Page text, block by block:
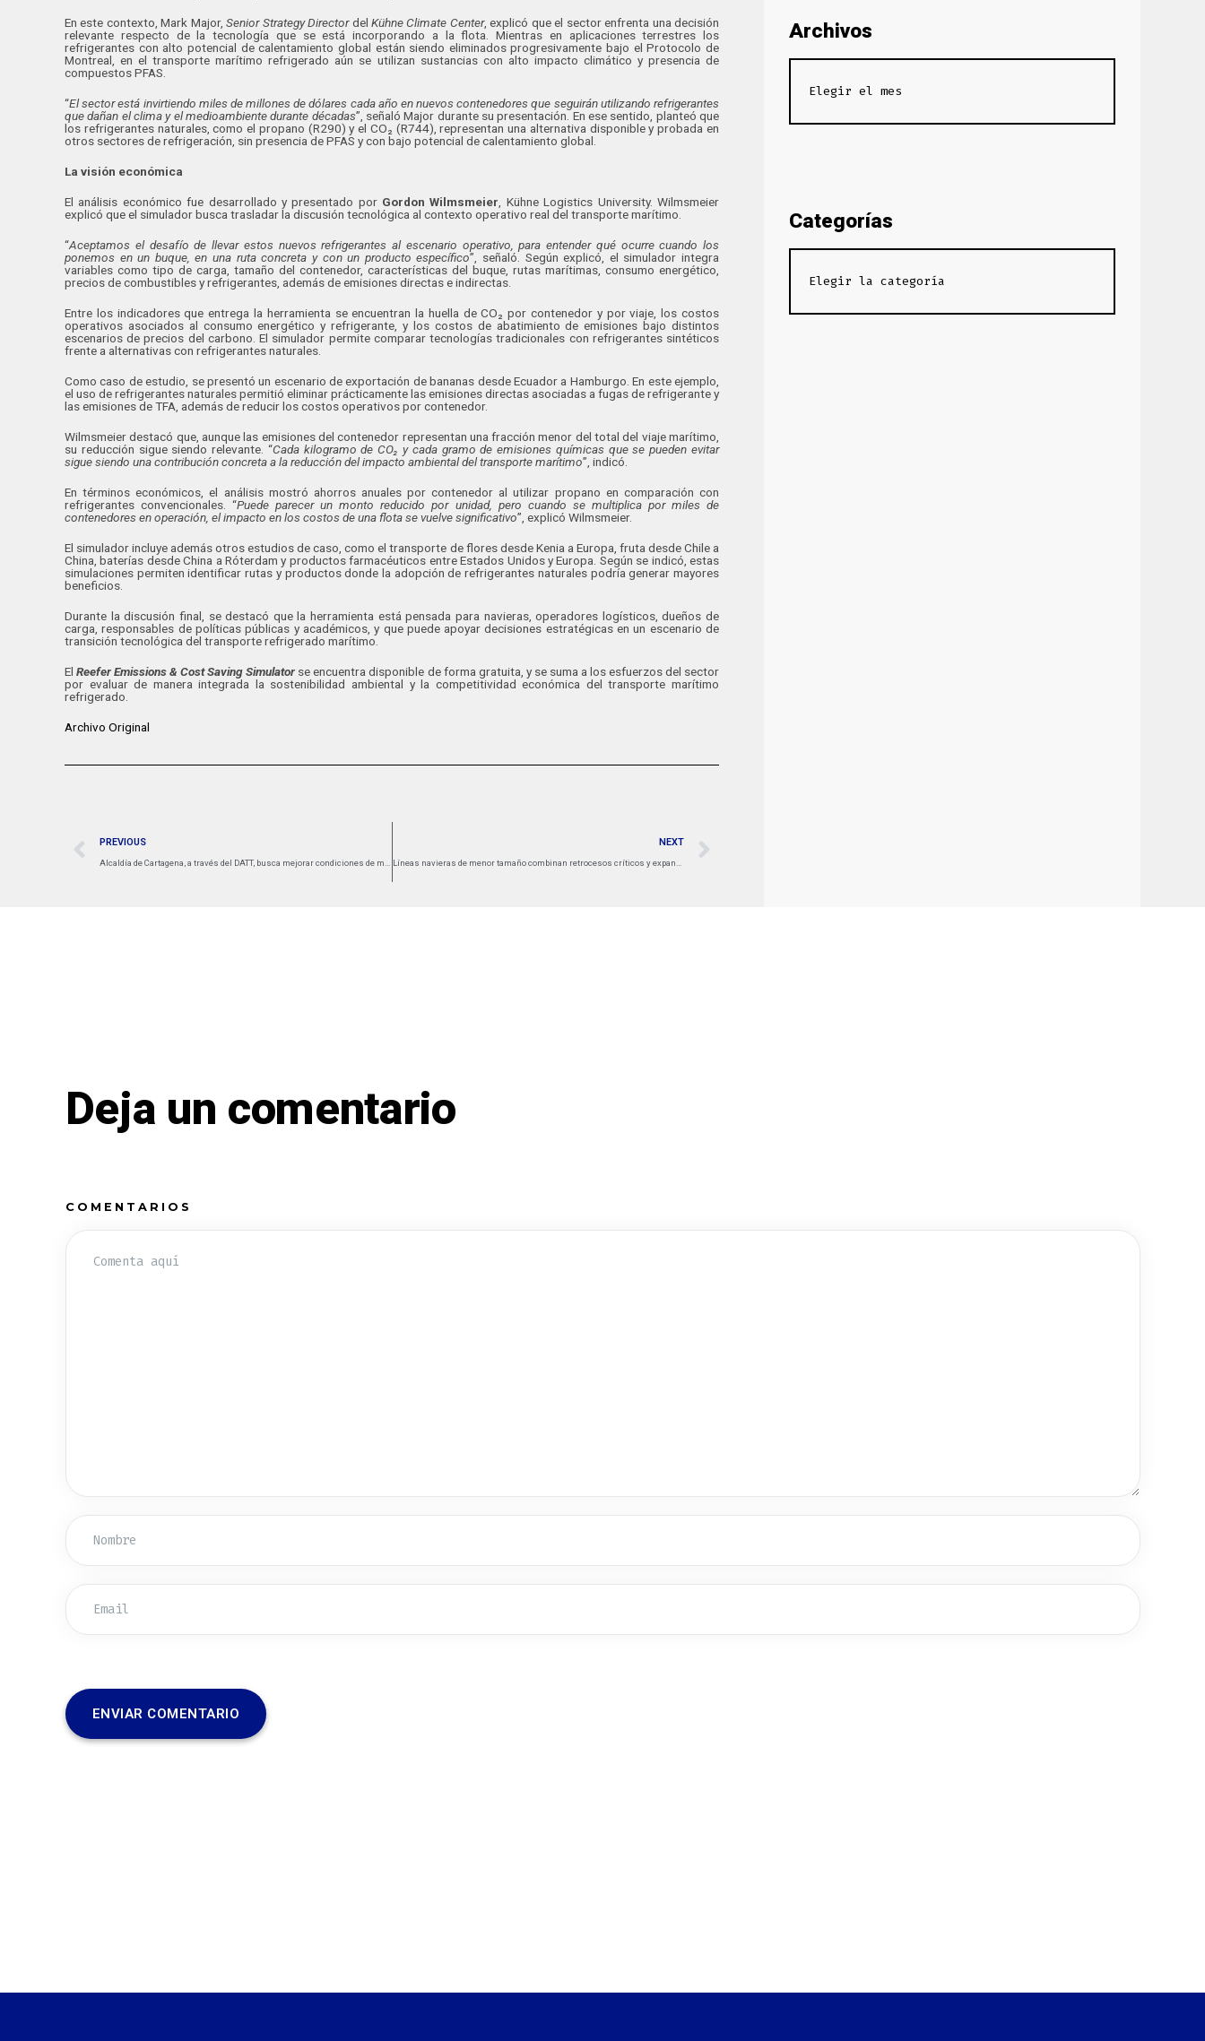
En este contexto, Mark Major,Senior Strategy DirectordelKühne Climate Center, explicó que el sector enfrenta una decisión
relevante respecto de la tecnología que se está incorporando a la flota. Mientras en aplicaciones terrestres los
refrigerantes con alto potencial de calentamiento global están siendo eliminados progresivamente bajo el Protocolo de
Montreal, en el transporte marítimo refrigerado aún se utilizan sustancias con alto impacto climático y presencia de
compuestos PFAS.
“El sector está invirtiendo miles de millones de dólares cada año en nuevos contenedores que seguirán utilizando refrigerantes
que dañan el clima y el medioambiente durante décadas”, señaló Major durante su presentación. En ese sentido, planteó que
los refrigerantes naturales, como el propano (R290) y el CO₂ (R744), representan una alternativa disponible y probada en
otros sectores de refrigeración, sin presencia de PFAS y con bajo potencial de calentamiento global.
La visión económica
El análisis económico fue desarrollado y presentado por Gordon Wilmsmeier , Kühne Logistics University. Wilmsmeier
explicó que el simulador busca trasladar la discusión tecnológica al contexto operativo real del transporte marítimo.
“Aceptamos el desafío de llevar estos nuevos refrigerantes al escenario operativo, para entender qué ocurre cuando los
ponemos en un buque, en una ruta concreta y con un producto específico”, señaló. Según explicó, el simulador integra
variables como tipo de carga, tamaño del contenedor, características del buque, rutas marítimas, consumo energético,
precios de combustibles y refrigerantes, además de emisiones directas e indirectas.
Entre los indicadores que entrega la herramienta se encuentran la huella de CO₂ por contenedor y por viaje, los costos
operativos asociados al consumo energético y refrigerante, y los costos de abatimiento de emisiones bajo distintos
escenarios de precios del carbono. El simulador permite comparar tecnologías tradicionales con refrigerantes sintéticos
frente a alternativas con refrigerantes naturales.
Como caso de estudio, se presentó un escenario de exportación de bananas desde Ecuador a Hamburgo. En este ejemplo,
el uso de refrigerantes naturales permitió eliminar prácticamente las emisiones directas asociadas a fugas de refrigerante y
las emisiones de TFA, además de reducir los costos operativos por contenedor.
Wilmsmeier destacó que, aunque las emisiones del contenedor representan una fracción menor del total del viaje marítimo,
su reducción sigue siendo relevante. “Cada kilogramo de CO₂ y cada gramo de emisiones químicas que se pueden evitar
sigue siendo una contribución concreta a la reducción del impacto ambiental del transporte marítimo”, indicó.
En términos económicos, el análisis mostró ahorros anuales por contenedor al utilizar propano en comparación con
refrigerantes convencionales. “Puede parecer un monto reducido por unidad, pero cuando se multiplica por miles de
contenedores en operación, el impacto en los costos de una flota se vuelve significativo”, explicó Wilmsmeier.
El simulador incluye además otros estudios de caso, como el transporte de flores desde Kenia a Europa, fruta desde Chile a
China, baterías desde China a Róterdam y productos farmacéuticos entre Estados Unidos y Europa. Según se indicó, estas
simulaciones permiten identificar rutas y productos donde la adopción de refrigerantes naturales podría generar mayores
beneficios.
Durante la discusión final, se destacó que la herramienta está pensada para navieras, operadores logísticos, dueños de
carga, responsables de políticas públicas y académicos, y que puede apoyar decisiones estratégicas en un escenario de
transición tecnológica del transporte refrigerado marítimo.
ElReefer Emissions & Cost Saving Simulator se encuentra disponible de forma gratuita, y se suma a los esfuerzos del sector
por evaluar de manera integrada la sostenibilidad ambiental y la competitividad económica del transporte marítimo
refrigerado.
Archivo Original
PREVIOUS NEXT
Archivos
Categorías
Deja un comentario
COMENTARIOS